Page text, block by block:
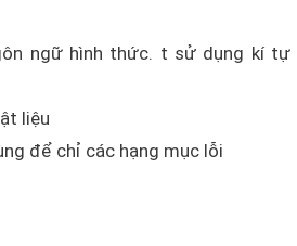
ngữ hình thức. t sử dụng kí tự
liệu
để chỉ các hạng mục lỗi